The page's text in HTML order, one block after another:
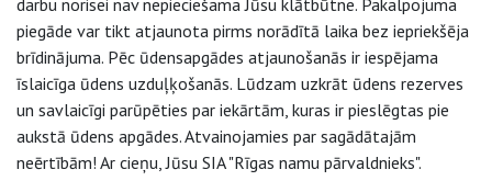
darbu norisei nav nepieciešama Jūsu klātbūtne. Pakalpojuma
piegāde var tikt atjaunota pirms norādītā laika bez iepriekšēja
brīdinājuma. Pēc ūdensapgādes atjaunošanās ir iespējama
īslaicīga ūdens uzduļķošanās. Lūdzam uzkrāt ūdens rezerves
un savlaicīgi parūpēties par iekārtām, kuras ir pieslēgtas pie
aukstā ūdens apgādes. Atvainojamies par sagādātajām
neērtībām! Ar cieņu, Jūsu SIA "Rīgas namu pārvaldnieks".